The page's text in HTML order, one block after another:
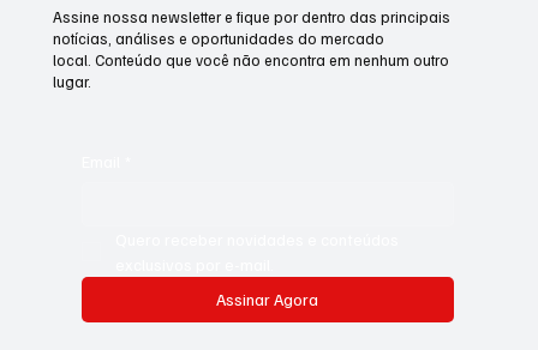
Assinar Agora
Assine nossa newsletter e fique por dentro das principais
notícias, análises e oportunidades do mercado
local. Conteúdo que você não encontra em nenhum outro
lugar.